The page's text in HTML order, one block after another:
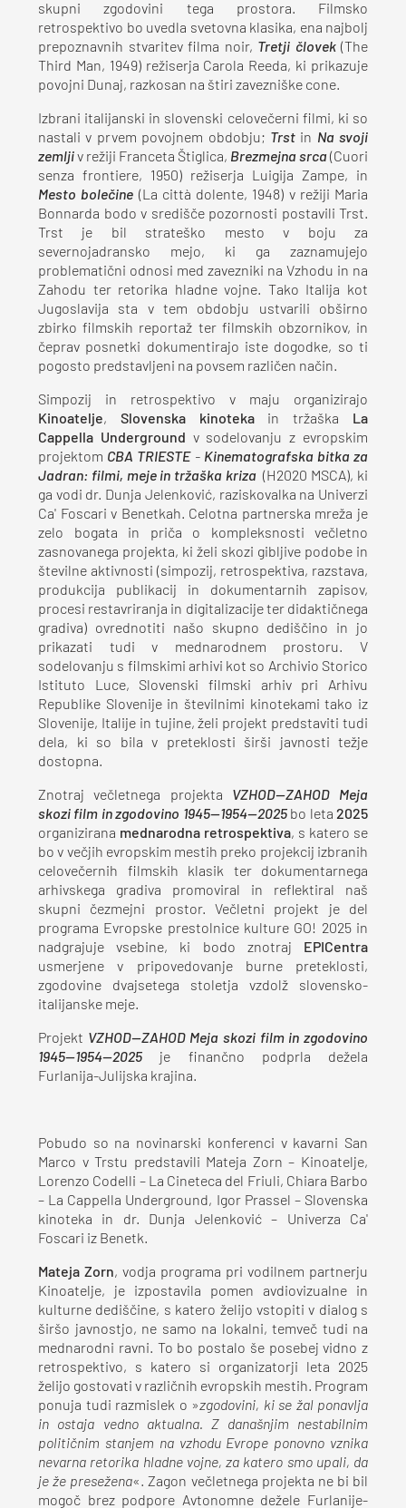
skupni zgodovini tega prostora. Filmsko
retrospektivo bo uvedla svetovna klasika, ena najbolj
prepoznavnih stvaritev filma noir, Tretji človek(The
Third Man, 1949) režiserja Carola Reeda, ki prikazuje
povojni Dunaj, razkosan na štiri zavezniške cone.
Izbrani italijanski in slovenski celovečerni filmi, ki so
nastali v prvem povojnem obdobju; Trstin Na svoji
zemljiv režiji Franceta Štiglica, Brezmejna srca (Cuori
senza frontiere, 1950) režiserja Luigija Zampe, in
Mesto bolečine (La città dolente, 1948) v režiji Maria
Bonnarda bodo v središče pozornosti postavili Trst.
Trst je bil strateško mesto v boju za
severnojadransko mejo, ki ga zaznamujejo
problematični odnosi med zavezniki na Vzhodu in na
Zahodu ter retorika hladne vojne. Tako Italija kot
Jugoslavija sta v tem obdobju ustvarili obširno
zbirko filmskih reportaž ter filmskih obzornikov, in
čeprav posnetki dokumentirajo iste dogodke, so ti
pogosto predstavljeni na povsem različen način.
Simpozij in retrospektivo v maju organizirajo
Kinoatelje, Slovenska kinotekain tržaška
La
Cappella Underground v sodelovanju z evropskim
projektom CBA TRIESTE - Kinematografska bitka za
Jadran: filmi, meje in tržaška kriza (H2020 MSCA), ki
ga vodi dr. Dunja Jelenković, raziskovalka na Univerzi
Ca' Foscari v Benetkah. Celotna partnerska mreža je
zelo bogata in priča o kompleksnosti večletno
zasnovanega projekta, ki želi skozi gibljive podobe in
številne aktivnosti (simpozij, retrospektiva, razstava,
produkcija publikacij in dokumentarnih zapisov,
procesi restavriranja in digitalizacije ter didaktičnega
gradiva) ovrednotiti našo skupno dediščino in jo
prikazati tudi v mednarodnem prostoru. V
sodelovanju s filmskimi arhivi kot so Archivio Storico
Istituto Luce, Slovenski filmski arhiv pri Arhivu
Republike Slovenije in številnimi kinotekami tako iz
Slovenije, Italije in tujine, želi projekt predstaviti tudi
dela, ki so bila v preteklosti širši javnosti težje
dostopna.
Znotraj večletnega projekta VZHOD—ZAHOD Meja
skozi film in zgodovino 1945—1954—2025 bo leta2025
organizirana mednarodna retrospektiva, s katero se
bo v večjih evropskim mestih preko projekcij izbranih
celovečernih filmskih klasik ter dokumentarnega
arhivskega gradiva promoviral in reflektiral naš
skupni čezmejni prostor. Večletni projekt je del
programa Evropske prestolnice kulture GO! 2025 in
nadgrajuje vsebine, ki bodo znotraj
EPICentra
usmerjene v pripovedovanje burne preteklosti,
zgodovine dvajsetega stoletja vzdolž slovensko-
italijanske meje.
Projekt VZHOD—ZAHOD Meja skozi film in zgodovino
1945—1954—2025 je finančno podprla dežela
Furlanija-Julijska krajina.
Pobudo so na novinarski konferenci v kavarni San
Marco v Trstu predstavili Mateja Zorn – Kinoatelje,
Lorenzo Codelli – La Cineteca del Friuli, Chiara Barbo
– La Cappella Underground, Igor Prassel – Slovenska
kinoteka in dr. Dunja Jelenković – Univerza Ca'
Foscari iz Benetk.
Mateja Zorn, vodja programa pri vodilnem partnerju
Kinoatelje, je izpostavila pomen avdiovizualne in
kulturne dediščine, s katero želijo vstopiti v dialog s
širšo javnostjo, ne samo na lokalni, temveč tudi na
mednarodni ravni. To bo postalo še posebej vidno z
retrospektivo, s katero si organizatorji leta 2025
želijo gostovati v različnih evropskih mestih. Program
ponuja tudi razmislek o »zgodovini, ki se žal ponavlja
in ostaja vedno aktualna. Z današnjim nestabilnim
političnim stanjem na vzhodu Evrope ponovno vznika
nevarna retorika hladne vojne, za katero smo upali, da
je že presežena«. Zagon večletnega projekta ne bi bil
mogoč brez podpore Avtonomne dežele Furlanije-